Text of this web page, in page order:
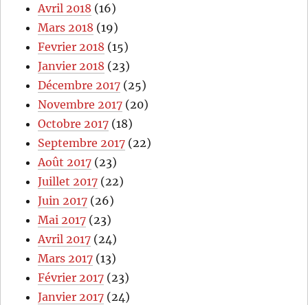
Avril 2018 (16)
Mars 2018 (19)
Fevrier 2018 (15)
Janvier 2018 (23)
Décembre 2017 (25)
Novembre 2017 (20)
Octobre 2017 (18)
Septembre 2017 (22)
Août 2017 (23)
Juillet 2017 (22)
Juin 2017 (26)
Mai 2017 (23)
Avril 2017 (24)
Mars 2017 (13)
Février 2017 (23)
Janvier 2017 (24)